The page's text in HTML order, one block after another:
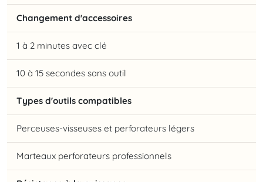
Changement d'accessoires
1 à 2 minutes avec clé
10 à 15 secondes sans outil
Types d'outils compatibles
Perceuses-visseuses et perforateurs légers
Marteaux perforateurs professionnels